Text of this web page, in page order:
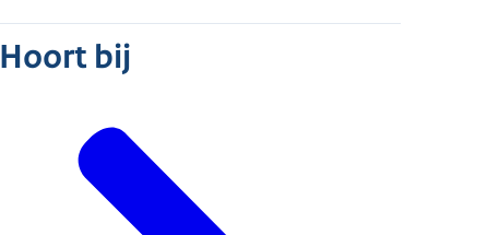
Hoort bij